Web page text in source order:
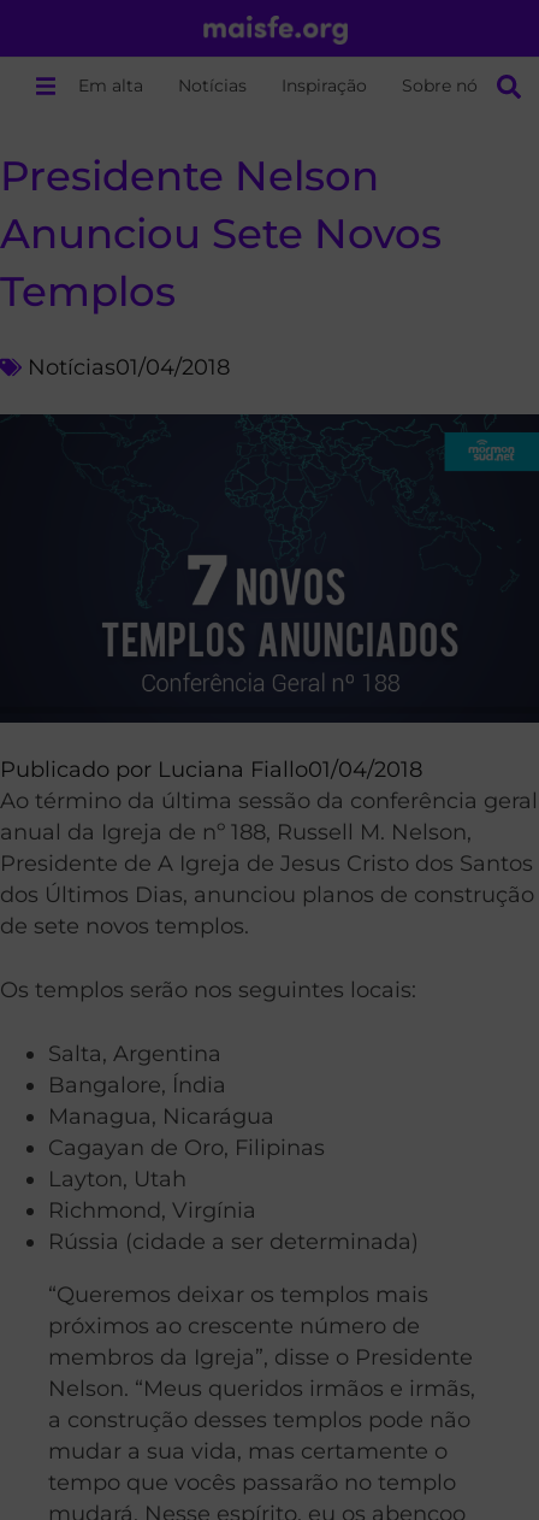
Em alta Notícias Inspiração Sobre nós
Presidente Nelson
Anunciou Sete Novos
Templos
Notícias01/04/2018
Publicado por Luciana Fiallo01/04/2018
Ao término da última sessão da conferência geral
anual da Igreja de nº 188, Russell M. Nelson,
Presidente de A Igreja de Jesus Cristo dos Santos
dos Últimos Dias, anunciou planos de construção
de sete novos templos.
Os templos serão nos seguintes locais:
Salta, Argentina
Bangalore, Índia
Managua, Nicarágua
Cagayan de Oro, Filipinas
Layton, Utah
Richmond, Virgínia
Rússia (cidade a ser determinada)
“Queremos deixar os templos mais
próximos ao crescente número de
membros da Igreja”, disse o Presidente
Nelson. “Meus queridos irmãos e irmãs,
a construção desses templos pode não
mudar a sua vida, mas certamente o
tempo que vocês passarão no templo
mudará. Nesse espírito, eu os abençoo